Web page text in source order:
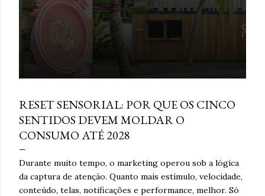
e
n
RESET SENSORIAL: POR QUE OS CINCO
SENTIDOS DEVEM MOLDAR O
CONSUMO ATÉ 2028
Durante muito tempo, o marketing operou sob a lógica
da captura de atenção. Quanto mais estímulo, velocidade,
conteúdo, telas, notificações e performance, melhor. Só